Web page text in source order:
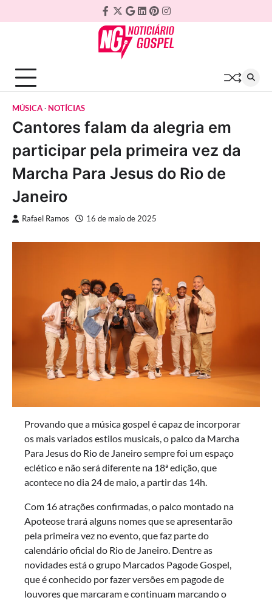
to
Facebook
Twitter
Google
Plus
Linkedin
Pinterest
Instagram
MÚSICA NOTÍCIAS
Cantores falam da alegria em
participar pela primeira vez da
Marcha Para Jesus do Rio de
Janeiro
Rafael Ramos 16 de maio de 2025
Provando que a música gospel é capaz de incorporar
os mais variados estilos musicais, o palco da Marcha
Para Jesus do Rio de Janeiro sempre foi um espaço
eclético e não será diferente na 18ª edição, que
acontece no dia 24 de maio, a partir das 14h.
Com 16 atrações confirmadas, o palco montado na
Apoteose trará alguns nomes que se apresentarão
pela primeira vez no evento, que faz parte do
calendário oficial do Rio de Janeiro. Dentre as
novidades está o grupo Marcados Pagode Gospel,
que é conhecido por fazer versões em pagode de
louvores que marcaram e continuam marcando o